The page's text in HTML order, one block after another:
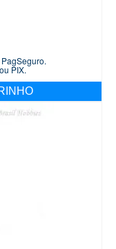
PIX.